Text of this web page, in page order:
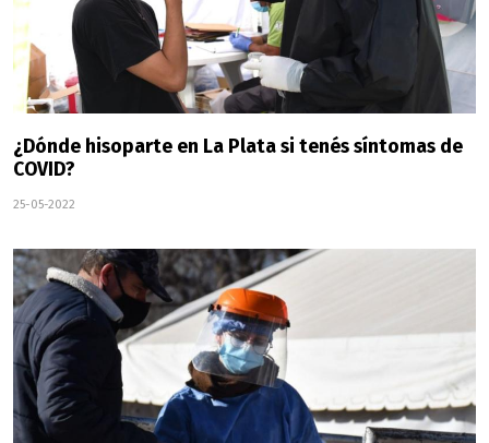
¿Dónde hisoparte en La Plata si tenés síntomas de
COVID?
25-05-2022